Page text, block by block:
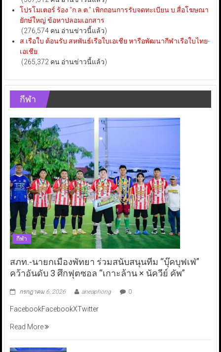
โปรโมเตอร์ ร้อง “ก.ล.ต.” เพิกถอนการรับจดทะเบียน บ.สื่อโฆษณา
ยักษ์ใหญ่ ข้อหาปลอมเอกสาร
(276,574 คน อ่านข่าวนี้แล้ว)
ส.เรือใบ ต้อนรับ สหพันธ์เรือใบเอเชีย หารือพัฒนากีฬาเรือใบไทย-
เอเชีย
(265,372 คน อ่านข่าวนี้แล้ว)
กีฬา
กีฬา
สภท.-นายกเมืองพัทยา ร่วมสนับสนุนทีม “บุ๊คบุฟเฟ่”
คว้าอันดับ 3 ศึกฟุตซอล “เกาะล้าน × นัควีย์ คัพ”
กรกฎาคม 6, 2026 aneaphong 0
FacebookFacebookXTwitter
Read More